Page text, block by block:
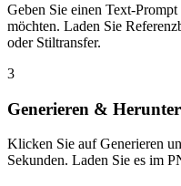
Geben Sie einen Text-
möchten. Laden Sie
oder Stiltransfer.
3
Generieren &
Klicken Sie auf Generieren
Sekunden. Laden Sie es im